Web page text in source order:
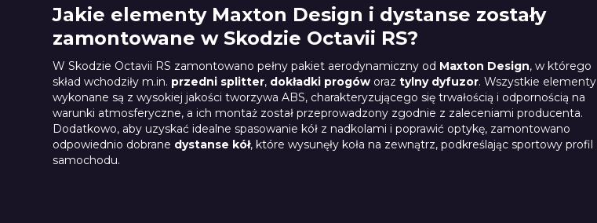
Jakie elementy Maxton Design i dystanse zostały
zamontowane w Skodzie Octavii RS?
W Skodzie Octavii RS zamontowano pełny pakiet aerodynamiczny od Maxton Design, w którego
skład wchodziły m.in. przedni splitter, dokładki progów oraztylny dyfuzor. Wszystkie elementy
wykonane są z wysokiej jakości tworzywa ABS, charakteryzującego się trwałością i odpornością na
warunki atmosferyczne, a ich montaż został przeprowadzony zgodnie z zaleceniami producenta.
Dodatkowo, aby uzyskać idealne spasowanie kół z nadkolami i poprawić optykę, zamontowano
odpowiednio dobrane dystanse kół, które wysunęły koła na zewnątrz, podkreślając sportowy profil
samochodu.